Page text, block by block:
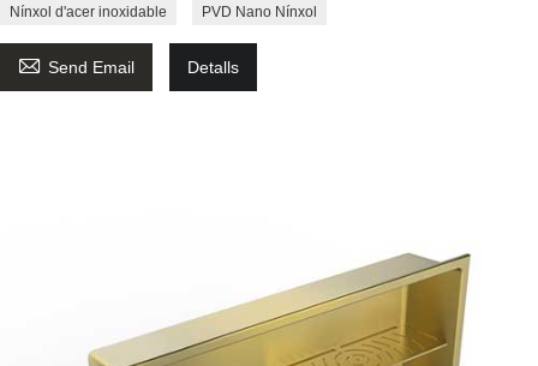
Nínxol d'acer inoxidable PVD Nano Nínxol
 Send Email Detalls